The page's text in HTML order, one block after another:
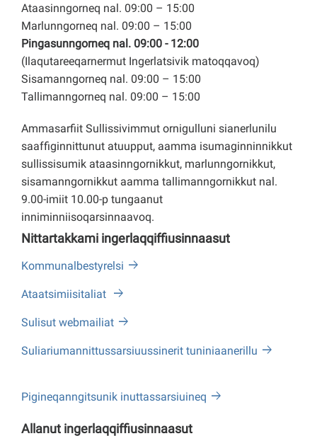
Ataasinngorneq nal. 09:00 – 15:00
Marlunngorneq nal. 09:00 – 15:00
Pingasunngorneq nal. 09:00 - 12:00
(Ilaqutareeqarnermut Ingerlatsivik matoqqavoq)
Sisamanngorneq nal. 09:00 – 15:00
Tallimanngorneq nal. 09:00 – 15:00
Ammasarfiit Sullissivimmut ornigulluni sianerlunilu
saaffiginnittunut atuupput, aamma isumaginninnikkut
sullissisumik ataasinngornikkut, marlunngornikkut,
sisamanngornikkut aamma tallimanngornikkut nal.
9.00-imiit 10.00-p tungaanut
inniminniisoqarsinnaavoq.
Nittartakkami ingerlaqqiffiusinnaasut
Kommunalbestyrelsi
Ataatsimiisitaliat
Sulisut webmailiat
Suliariumannittussarsiuussinerit tuniniaanerillu
Pigineqanngitsunik inuttassarsiuineq
Allanut ingerlaqqiffiusinnaasut